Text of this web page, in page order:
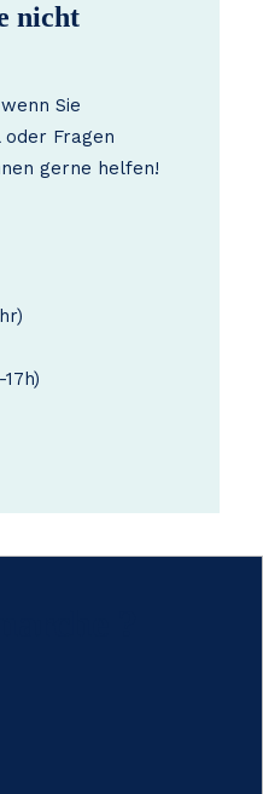
nicht
Sie
Fragen
gerne helfen!